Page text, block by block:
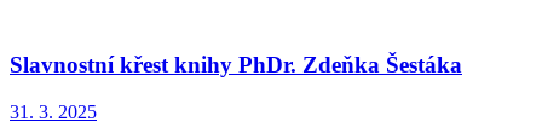
Slavnostní křest knihy PhDr. Zdeňka Šestáka
31. 3. 2025